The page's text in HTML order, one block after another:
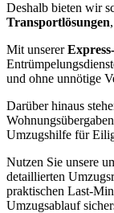
Deshalb bieten wir
Transportlösungen
Mit unserer
und ohne unnötige
Darüber hinaus
Umzugshilfe für
Nutzen Sie unsere
detaillierten
praktischen Last-
Umzugsablauf